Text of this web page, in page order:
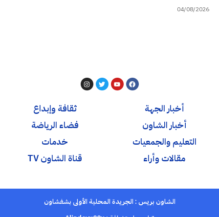
04/08/2026
أخبار الجهة
أخبار الشاون
التعليم والجمعيات
مقالات وأراء
ثقافة وإبداع
فضاء الرياضة
خدمات
قناة الشاون TV
الشاون بريس : الجريدة المحلية الأولى بشفشاون